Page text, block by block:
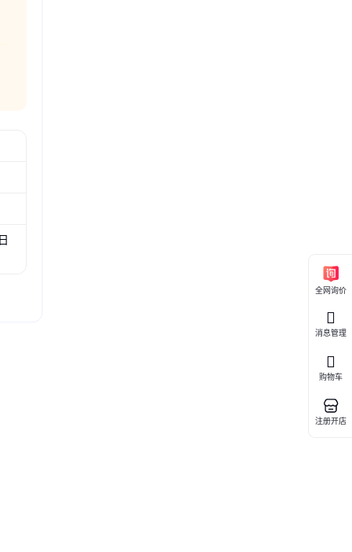
全网询价
消息管理
购物车
注册开店